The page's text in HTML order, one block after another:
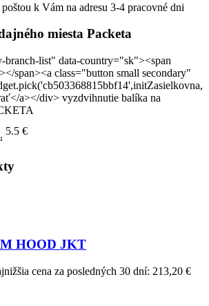
k Vám na adresu 3-4 pracovné dni
miesta Packeta
branch-list" data-country="sk"><span
span><a class="button small secondary"
a></div> vyzdvihnutie balíka na
5.5 €
HOOD JKT
cena za posledných 30 dní: 213,20 €